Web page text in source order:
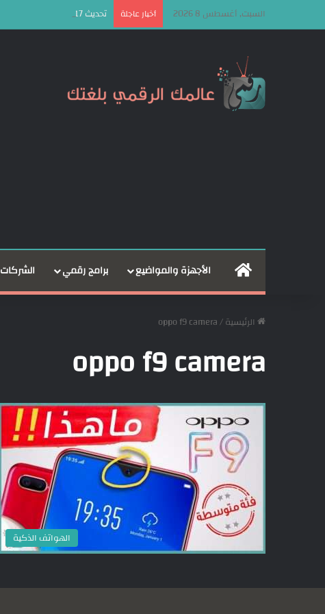
السبت, أغسطس 8 2026 أخبار عاجلة تحديث Android 17 سيكون الأخير لهذه الهواتف من سامسونج
الرئيسيةالأجهزة والمواضيع برامج رقمي الشركات
الرئيسية/
oppo f9 camera
oppo f9 camera
الهواتف الذكية